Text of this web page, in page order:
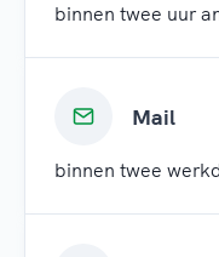
binnen twee uur
Mail
binnen twee